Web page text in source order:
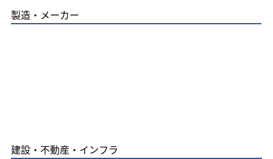
製造・メーカー
建設・不動産・インフラ